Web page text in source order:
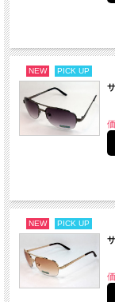
NEW PICK UP
NEW PICK UP